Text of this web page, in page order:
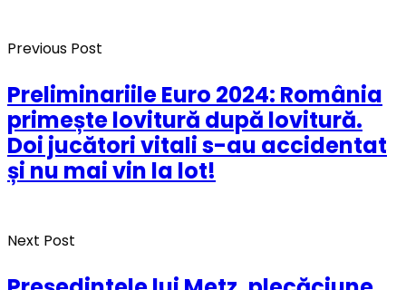
Previous Post
Preliminariile Euro 2024: România
primește lovitură după lovitură.
Doi jucători vitali s-au accidentat
și nu mai vin la lot!
Next Post